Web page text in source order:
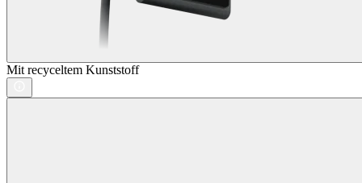
Mit recyceltem Kunststoff